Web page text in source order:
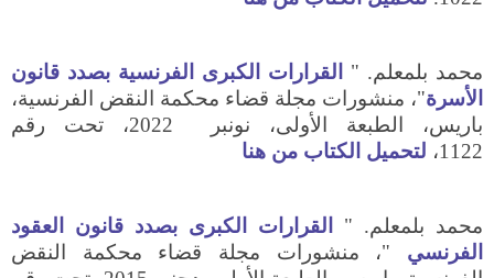
محمد بلمعلم. "
القرارات الكبرى الفرنسية بصدد قانون
الأسرة"، منشورات مجلة قضاء محكمة النقض الفرنسية،
باريس، الطبعة الأولى، نونبر 2022، تحت رقم
1122،
لتحميل الكتاب من هنا
محمد بلمعلم. "
القرارات الكبرى بصدد قانون العقود
الفرنسي
"، منشورات مجلة قضاء محكمة النقض